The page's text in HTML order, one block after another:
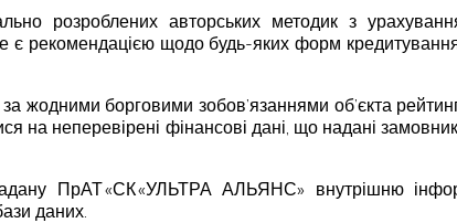
розроблених авторських методик з
є рекомендацією щодо будь-яких форм
жодними борговими зобов’язаннями об’єкта
на неперевірені фінансові дані, що надані
ПрАТ «СК «УЛЬТРА АЛЬЯНС» внутрішню
даних.